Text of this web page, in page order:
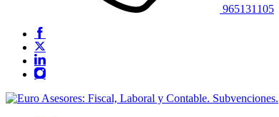
965131105